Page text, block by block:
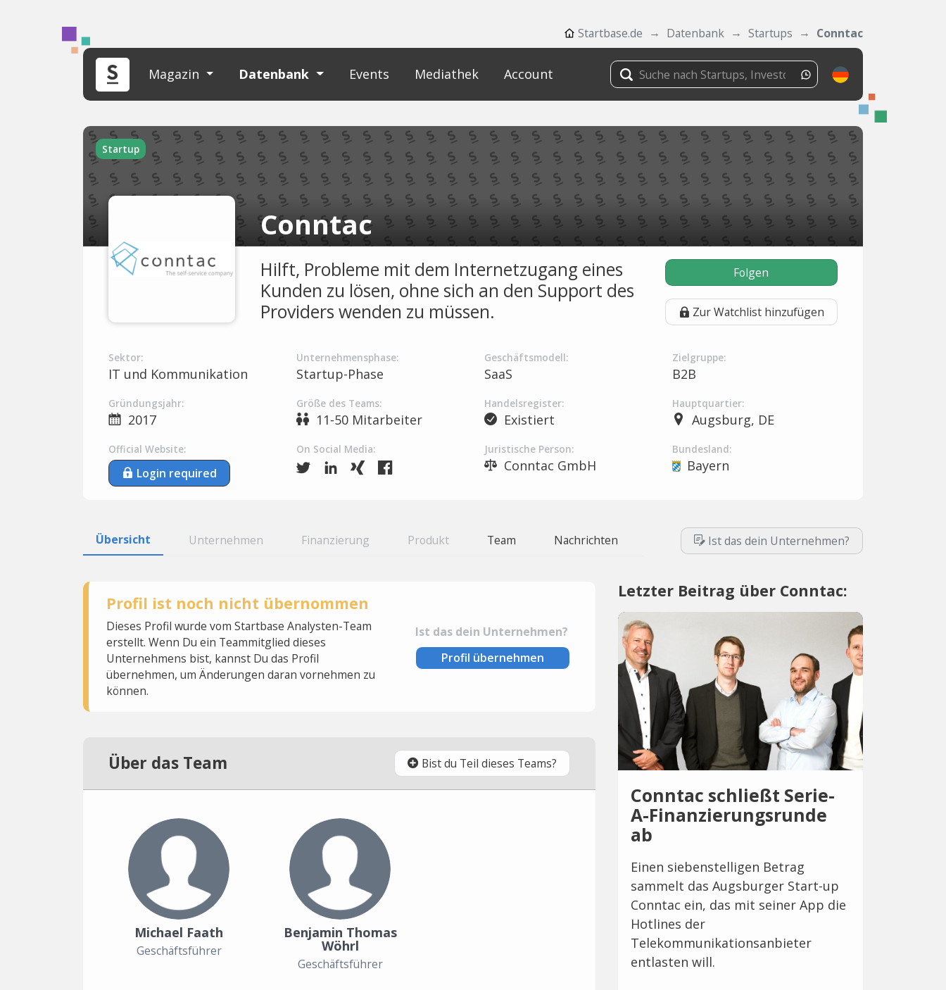
Startbase.de Datenbank Startups Conntac
Magazin Datenbank Events Mediathek Account
Startup
Conntac
Hilft, Probleme mit dem Internetzugang eines
Kunden zu lösen, ohne sich an den Support des
Providers wenden zu müssen.
Folgen
Zur Watchlist hinzufügen
Sektor:
IT und Kommunikation
Unternehmensphase:
Startup-Phase
Geschäftsmodell:
SaaS
Zielgruppe:
B2B
Gründungsjahr:
2017
Größe des Teams:
11-50 Mitarbeiter
Handelsregister:
Existiert
Hauptquartier:
Augsburg, DE
Official Website:
Login required
On Social Media: Juristische Person:
Conntac GmbH
Bundesland:
Bayern
Übersicht Unternehmen Finanzierung Produkt Team Nachrichten Ist das dein Unternehmen?
Profil ist noch nicht übernommen
Dieses Profil wurde vom Startbase Analysten-Team
erstellt. Wenn Du ein Teammitglied dieses
Unternehmens bist, kannst Du das Profil
übernehmen, um Änderungen daran vornehmen zu
können.
Ist das dein Unternehmen?
Profil übernehmen
Über das Team Bist du Teil dieses Teams?
Michael Faath
Geschäftsführer
Benjamin Thomas
Wöhrl
Geschäftsführer
Letzter Beitrag über Conntac:
Conntac schließt Serie-
A-Finanzierungsrunde
ab
Einen siebenstelligen Betrag
sammelt das Augsburger Start-up
Conntac ein, das mit seiner App die
Hotlines der
Telekommunikationsanbieter
entlasten will.